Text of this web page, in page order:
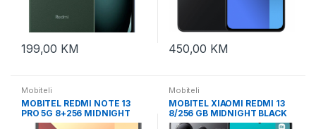
199,00 KM 450,00 KM
Mobiteli
MOBITEL REDMI NOTE 13
PRO 5G 8+256 MIDNIGHT
BLACK
Mobiteli
MOBITEL XIAOMI REDMI 13
8/256 GB MIDNIGHT BLACK